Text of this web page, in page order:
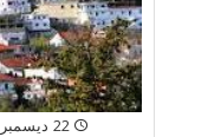
22 ديسمبر 2023